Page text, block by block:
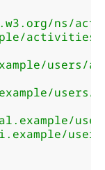
ns/
activities/
users/